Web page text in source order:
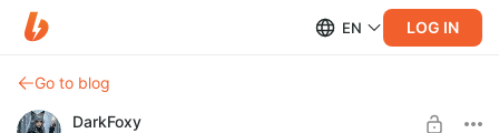
EN LOG IN
Go to blog
DarkFoxy